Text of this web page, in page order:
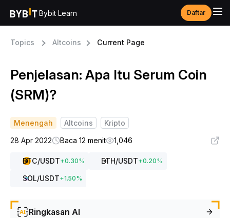
Bybit Learn Daftar
Topics Altcoins Current Page
Penjelasan: Apa Itu Serum Coin
(SRM)?
Menengah Altcoins
Kripto
28 Apr 2022
Baca 12 menit 1,046
BTC/USDT+0.30% ETH/USDT+0.20%
SOL/USDT+1.50%
Ringkasan AI